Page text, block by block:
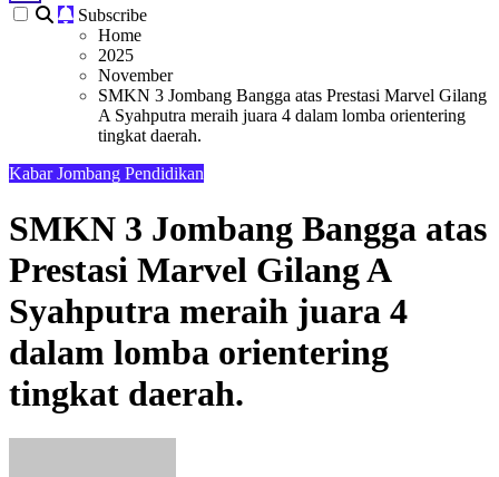
Subscribe
Home
2025
November
SMKN 3 Jombang Bangga atas Prestasi Marvel Gilang
A Syahputra meraih juara 4 dalam lomba orientering
tingkat daerah.
Kabar Jombang Pendidikan
SMKN 3 Jombang Bangga atas
Prestasi Marvel Gilang A
Syahputra meraih juara 4
dalam lomba orientering
tingkat daerah.